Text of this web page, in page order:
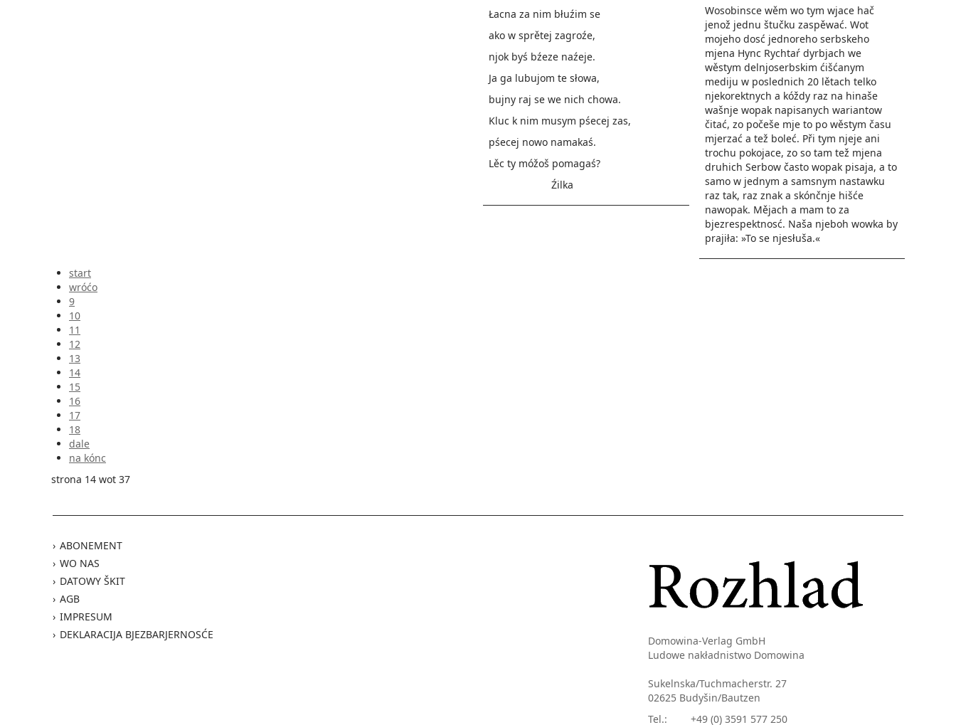
Łacna za nim błuźim se
ako w sprětej zagroźe,
njok byś bźeze naźeje.
Ja ga lubujom te słowa,
bujny raj se we nich chowa.
Kluc k nim musym pśecej zas,
pśecej nowo namakaś.
Lěc ty móžoš pomagaś?
Źilka
Wosobinsce wěm wo tym wjace hač
jenož jednu štučku zaspěwać. Wot
mojeho dosć jednoreho serbskeho
mjena Hync Rychtaŕ dyrbjach we
wěstym delnjoserbskim ćišćanym
mediju w poslednich 20 lětach telko
njekorektnych a kóždy raz na hinaše
wašnje wopak napisanych wariantow
čitać, zo počeše mje to po wěstym času
mjerzać a tež boleć. Při tym njeje ani
trochu pokojace, zo so tam tež mjena
druhich Serbow často wopak pisaja, a to
samo w jednym a samsnym nastawku
raz tak, raz znak a skónčnje hišće
nawopak. Mějach a mam to za
bjezrespektnosć. Naša njeboh wowka by
prajiła: »To se njesłuša.«
start
wróćo
9
10
11
12
13
14
15
16
17
18
dale
na kónc
strona 14 wot 37
Domowina-Verlag GmbH
Ludowe nakładnistwo Domowina
Sukelnska/Tuchmacherstr. 27
02625 Budyšin/Bautzen
Tel.:
+49 (0) 3591 577 250
ABONEMENT
WO NAS
DATOWY ŠKIT
AGB
IMPRESUM
DEKLARACIJA BJEZBARJERNOSĆE